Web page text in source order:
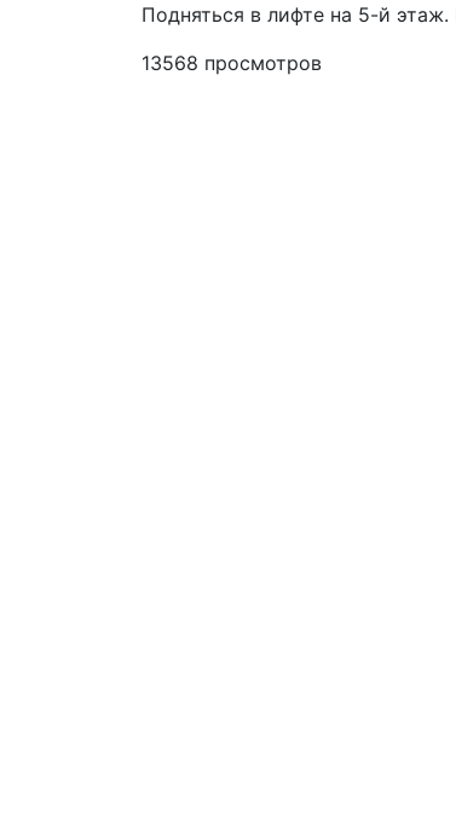
Подняться в лифте на 5-й
13568 просмотров